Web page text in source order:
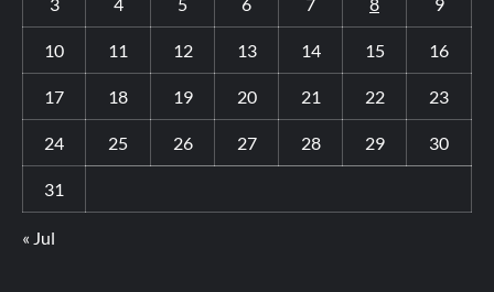
10 11 12 13 14 15 16
17 18 19 20 21 22 23
24 25 26 27 28 29 30
31
« Jul